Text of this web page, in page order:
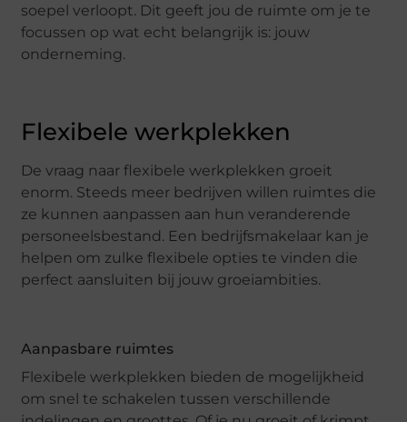
soepel verloopt. Dit geeft jou de ruimte om je te
focussen op wat echt belangrijk is: jouw
onderneming.
Flexibele werkplekken
De vraag naar flexibele werkplekken groeit
enorm. Steeds meer bedrijven willen ruimtes die
ze kunnen aanpassen aan hun veranderende
personeelsbestand. Een bedrijfsmakelaar kan je
helpen om zulke flexibele opties te vinden die
perfect aansluiten bij jouw groeiambities.
Aanpasbare ruimtes
Flexibele werkplekken bieden de mogelijkheid
om snel te schakelen tussen verschillende